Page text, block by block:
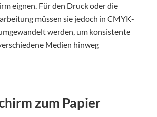
eignen. Für den Druck oder die
müssen sie jedoch in CMYK-
werden, um konsistente
Medien hinweg
zum Papier